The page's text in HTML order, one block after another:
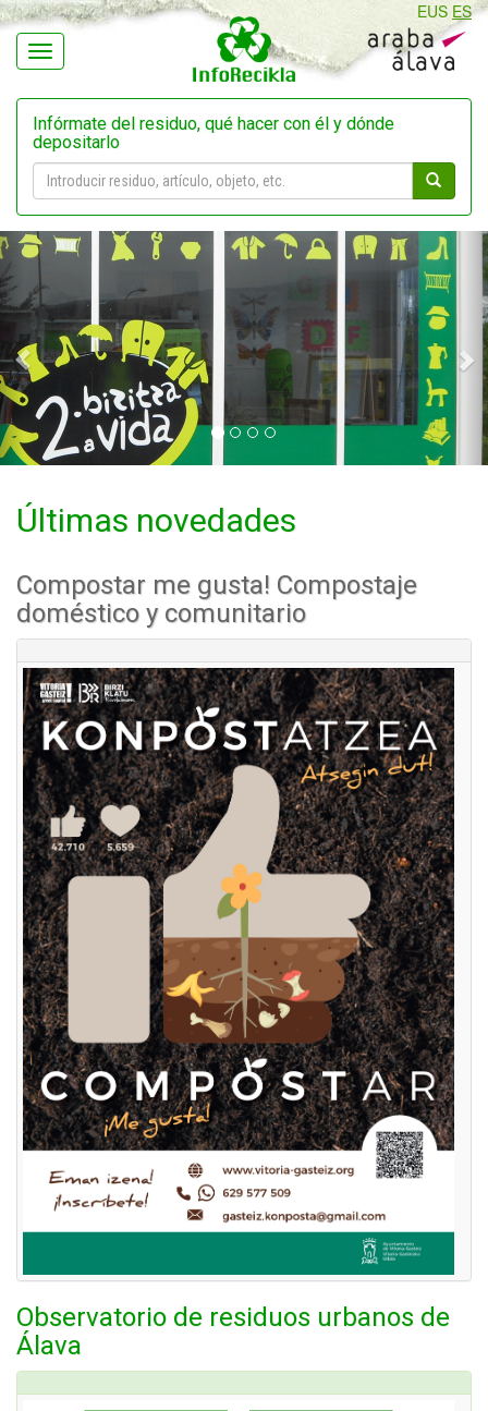
Navegación
EUS ES
Infórmate del residuo, qué hacer con él y dónde
depositarlo
Previous
Últimas novedades
Compostar me gusta! Compostaje
doméstico y comunitario
Observatorio de residuos urbanos de
Álava